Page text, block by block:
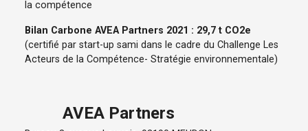
la compétence
Bilan Carbone AVEA Partners 2021 : 29,7 t CO2e
(certifié par start-up sami dans le cadre du Challenge Les
Acteurs de la Compétence- Stratégie environnementale)
AVEA Partners